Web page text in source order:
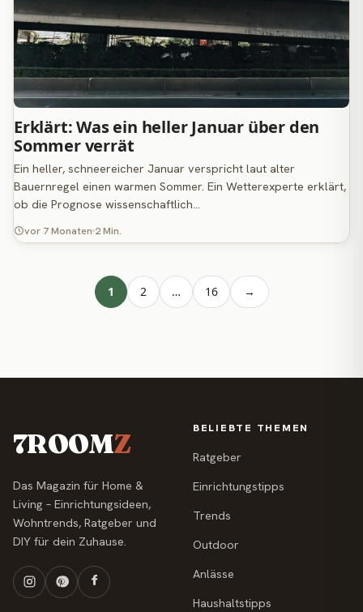
Erklärt: Was ein heller Januar über den
Sommer verrät
Ein heller, schneereicher Januar verspricht laut alter
Bauernregel einen warmen Sommer. Ein Wetterexperte erklärt,
ob die Prognose wissenschaftlich…
vor 7 Monaten 2 Min.
1 2 … 16 →
7ROOMZ
Das Magazin für Home &
Living – Einrichtungsideen,
Wohntrends, Ratgeber und
DIY für dein Zuhause.
BELIEBTE THEMEN
Ratgeber
Einrichtungstipps
Trends
Outdoor
Anlässe
Haushaltstipps